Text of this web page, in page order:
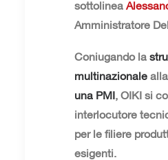
sottolinea
Amministratore
Coniugando la
multinazionale alla
una PMI, OIKI si
interlocutore
per le filiere
esigenti.